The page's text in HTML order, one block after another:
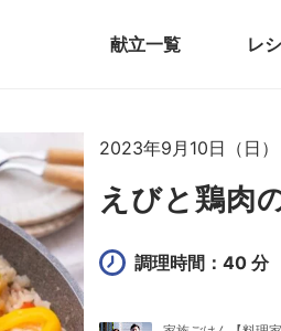
献立一覧 レ
2023年9月10日（日）
えびと鶏肉
調理時間：40 分